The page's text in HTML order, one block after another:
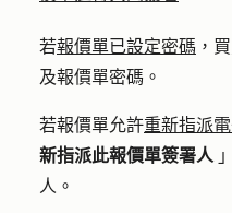
若報價單已設定密碼 ，
及報價單密碼。
若報價單允許重新指派
新指派此報價單簽署人 」
人 。